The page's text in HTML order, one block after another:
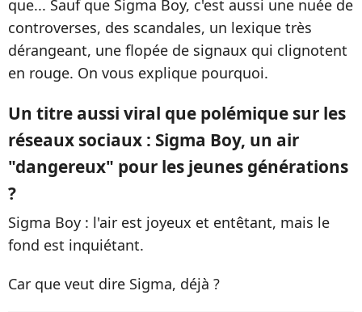
que... Sauf que Sigma Boy, c'est aussi une nuée de
controverses, des scandales, un lexique très
dérangeant, une flopée de signaux qui clignotent
en rouge. On vous explique pourquoi.
Un titre aussi viral que polémique sur les
réseaux sociaux : Sigma Boy, un air
"dangereux" pour les jeunes générations
?
Sigma Boy : l'air est joyeux et entêtant, mais le
fond est inquiétant.
Car que veut dire Sigma, déjà ?